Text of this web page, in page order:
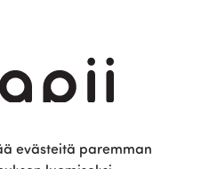
evästeitä paremman